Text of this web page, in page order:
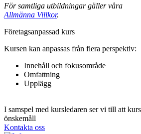
För samtliga utbildningar gäller våra
Allmänna Villkor.
Fö­re­tags­an­pas­sad kurs
Kursen kan anpassas från flera perspektiv:
Innehåll och fokusområde
Omfattning
Upplägg
I samspel med kursledaren ser vi till att
önskemåll
Kontakta oss